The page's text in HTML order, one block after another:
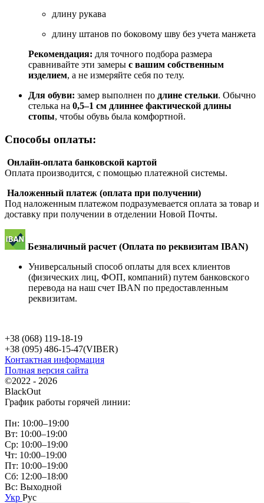
длину рукава
длину штанов по боковому шву без учета манжета
Рекомендация: для точного подбора размера
сравнивайте эти замеры с вашим собственным
изделием, а не измеряйте себя по телу.
Для обуви: замер выполнен по длине стельки. Обычно
стелька на 0,5–1 см длиннее фактической длины
стопы, чтобы обувь была комфортной.
Способы оплаты:
Онлайн-оплата банковской картой
Оплата производится, с помощью платежной системы.
Наложенный платеж (оплата при получении)
Под наложенным платежом подразумевается оплата за товар и
доставку при получении в отделении Новой Почты.
Безналичный расчет (Оплата по реквизитам IBAN)
Универсальный способ оплаты для всех клиентов
(физических лиц, ФОП, компаний) путем банковского
перевода на наш счет IBAN по предоставленным
реквизитам.
+38 (068) 119-18-19
+38 (095) 486-15-47(VIBER)
Контактная информация
Полная версия сайта
©2022 - 2026
BlackOut
График работы горячей линии:
Пн: 10:00–19:00
Вт: 10:00–19:00
Ср: 10:00–19:00
Чт: 10:00–19:00
Пт: 10:00–19:00
Сб: 12:00–18:00
Вс: Выходной
Укр Рус